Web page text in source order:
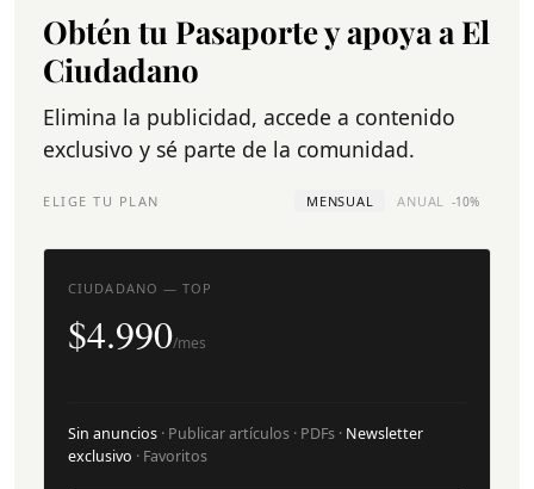
Obtén tu Pasaporte y apoya a El
Ciudadano
Elimina la publicidad, accede a contenido
exclusivo y sé parte de la comunidad.
ELIGE TU PLAN MENSUAL ANUAL -10%
CIUDADANO — TOP
$4.990/mes
Sin anuncios · Publicar artículos · PDFs · Newsletter
exclusivo · Favoritos